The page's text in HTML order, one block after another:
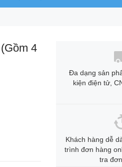
4
Đa dạng sản
kiện điện tử,
Khách hàng dễ
trình đơn hàng
tra